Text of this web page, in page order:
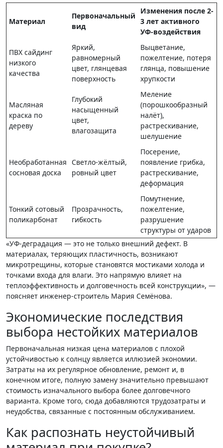
Материал
Первоначальный
вид
Изменения после 2-
3 лет активного
УФ-воздействия
ПВХ сайдинг
низкого
качества
Яркий,
равномерный
цвет, глянцевая
поверхность
Выцветание,
пожелтение, потеря
глянца, повышение
хрупкости
Масляная
краска по
дереву
Глубокий
насыщенный
цвет,
влагозащита
Меление
(порошкообразный
налёт),
растрескивание,
шелушение
Необработанная
сосновая доска
Светло-жёлтый,
ровный цвет
Посерение,
появление грибка,
растрескивание,
деформация
Тонкий сотовый
поликарбонат
Прозрачность,
гибкость
Помутнение,
пожелтение,
разрушение
структуры от ударов
«УФ-деградация — это не только внешний дефект. В
материалах, теряющих пластичность, возникают
микротрещины, которые становятся мостиками холода и
точками входа для влаги. Это напрямую влияет на
теплоэффективность и долговечность всей конструкции», —
поясняет инженер-строитель Мария Семёнова.
Экономические последствия
выбора нестойких материалов
Первоначальная низкая цена материалов с плохой
устойчивостью к солнцу является иллюзией экономии.
Затраты на их регулярное обновление, ремонт и, в
конечном итоге, полную замену значительно превышают
стоимость изначального выбора более долговечного
варианта. Кроме того, сюда добавляются трудозатраты и
неудобства, связанные с постоянным обслуживанием.
Как распознать неустойчивый